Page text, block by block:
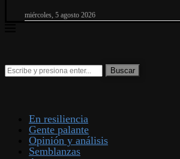
miércoles, 5 agosto 2026
En resiliencia
Gente palante
Opinión y análisis
Semblanzas